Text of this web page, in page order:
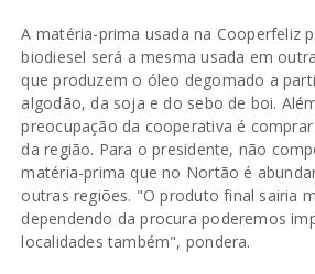
A matéria-prima usada na Cooperfeliz
biodiesel será a mesma usada em
que produzem o óleo degomado a
algodão, da soja e do sebo de boi.
preocupação da cooperativa é
da região. Para o presidente, não
matéria-prima que no Nortão é
outras regiões. "O produto final sairia
dependendo da procura poderemos
localidades também", pondera.